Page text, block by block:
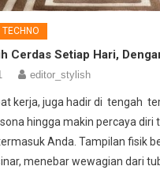
TECHNO
Cerdas Setiap Hari,
editor_stylish
kerja, juga hadir di tengah
hingga makin percaya diri
Anda. Tampilan fisik
menebar wewagian dari